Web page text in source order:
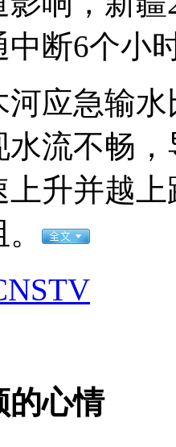
排站
轮炫技>
狠手拳打脚踢
断6个小
急输水
水流不畅
升并越
的心情